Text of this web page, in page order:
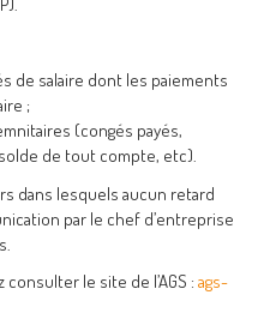
de salaire dont les paiements
;
(congés payés,
de tout compte, etc).
dans lesquels aucun retard
par le chef d’entreprise
le site de l’AGS : ags-